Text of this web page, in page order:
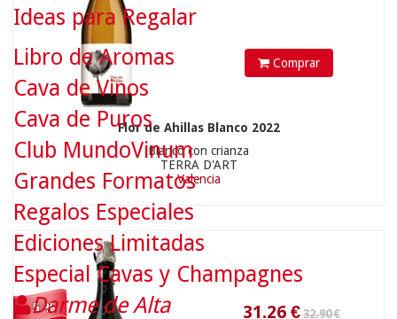
Comprar
Flor de Ahillas Blanco 2022
Blanco con crianza
TERRA D'ART
Valencia
- 5 %
31.26€
Ideas para Regalar
Libro de Aromas
Cava de Vinos
Cava de Puros
Club MundoVinum
Grandes Formatos
Regalos Especiales
Ediciones Limitadas
Especial Cavas y Champagnes
Darme de Alta